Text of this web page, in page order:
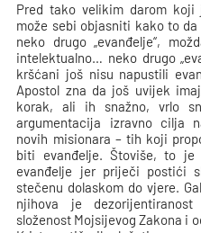
Pred tako velikim darom koji
može sebi objasniti kako to
neko drugo „evanđelje“,
intelektualno… neko drugo
kršćani još nisu napustili
Apostol zna da još uvijek
korak, ali ih snažno, vrlo
argumentacija izravno cilja
novih misionara – tih koji
biti evanđelje. Štoviše, to
evanđelje jer priječi postići
stečenu dolaskom do vjere.
njihova je
složenost Mojsijevog Zakona i